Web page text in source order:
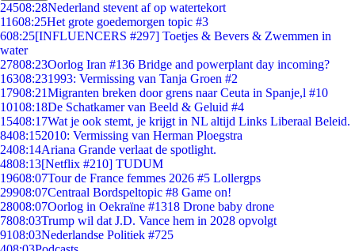
24508:28Nederland stevent af op watertekort
11608:25Het grote goedemorgen topic #3
608:25[INFLUENCERS #297] Toetjes & Bevers & Zwemmen in
water
27808:23Oorlog Iran #136 Bridge and powerplant day incoming?
16308:231993: Vermissing van Tanja Groen #2
17908:21Migranten breken door grens naar Ceuta in Spanje,l #10
10108:18De Schatkamer van Beeld & Geluid #4
15408:17Wat je ook stemt, je krijgt in NL altijd Links Liberaal Beleid.
8408:152010: Vermissing van Herman Ploegstra
2408:14Ariana Grande verlaat de spotlight.
4808:13[Netflix #210] TUDUM
19608:07Tour de France femmes 2026 #5 Lollergps
29908:07Centraal Bordspeltopic #8 Game on!
28008:07Oorlog in Oekraïne #1318 Drone baby drone
7808:03Trump wil dat J.D. Vance hem in 2028 opvolgt
9108:03Nederlandse Politiek #725